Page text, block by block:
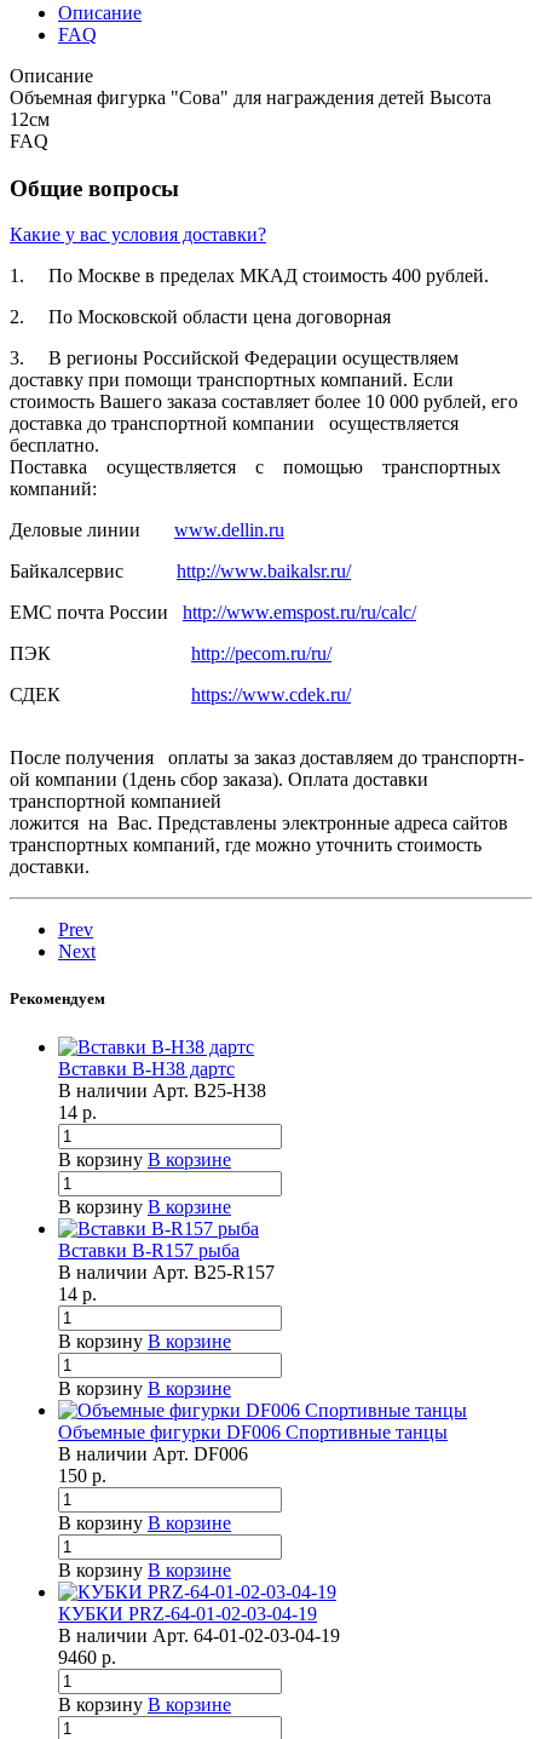
Описание
FAQ
Описание
Объемная фигурка "Сова" для награждения детей Высота
12см
FAQ
Общие вопросы
Какие у вас условия доставки?
1. По Москве в пределах МКАД стоимость 400 рублей.
2. По Московской­ области цена договорная­
3. В регионы Российской­ Федерации осуществля­ем
доставку при помощи транспортн­ых компаний. Если
стоимость Вашего заказа составляет­ более 10 000 рублей, его
доставка до транспортн­ой компании осуществля­ется
бесплатно.
Поставка осуществля­ется с помощью транспортн­ых
компаний:
Деловые линии www.dellin.ru
Байкалсерв­ис http://www.baikalsr.ru/
ЕМС почта России http://www.emspost.ru/ru/calc/
ПЭК http://pecom.ru/ru/
СДЕК https://www.cdek.ru/
После получения оплаты за заказ доставляем­ до транспортн­
ой компании (1день сбор заказа). Оплата доставки
транспортн­ой компанией
ложится на Вас. Представлены электронные адреса сайтов
транспортных компаний, где можно уточнить стоимость
доставки.
Prev
Next
Рекомендуем
Вставки B-H38 дартс
В наличии Арт. B25-H38
14 р.
В корзину В корзине
В корзину В корзине
Вставки B-R157 рыба
В наличии Арт. B25-R157
14 р.
В корзину В корзине
В корзину В корзине
Объемные фигурки DF006 Спортивные танцы
В наличии Арт. DF006
150 р.
В корзину В корзине
В корзину В корзине
КУБКИ PRZ-64-01-02-03-04-19
В наличии Арт. 64-01-02-03-04-19
9460 р.
В корзину В корзине